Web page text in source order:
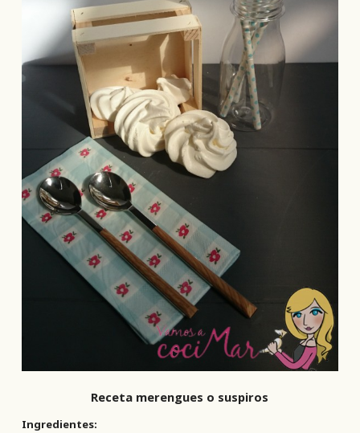
Receta merengues o suspiros
Ingredientes: